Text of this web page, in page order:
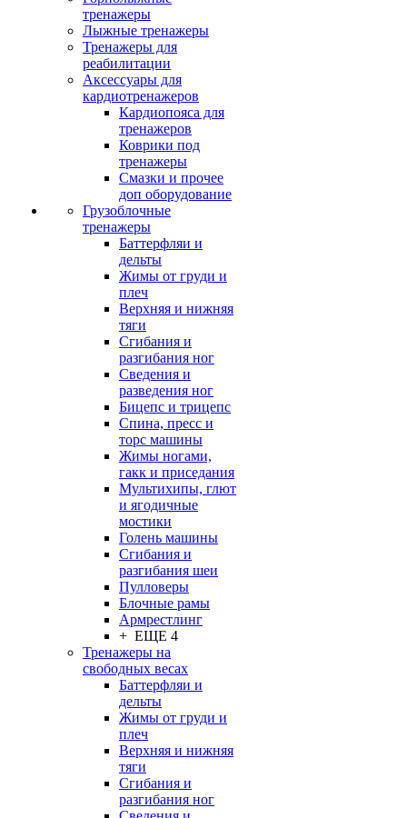
тренажеры
Лыжные тренажеры
Тренажеры для
реабилитации
Аксессуары для
кардиотренажеров
Кардиопояса для
тренажеров
Коврики под
тренажеры
Смазки и прочее
доп оборудование
Грузоблочные
тренажеры
Баттерфляи и
дельты
Жимы от груди и
плеч
Верхняя и нижняя
тяги
Сгибания и
разгибания ног
Сведения и
разведения ног
Бицепс и трицепс
Спина, пресс и
торс машины
Жимы ногами,
гакк и приседания
Мультихипы, глют
и ягодичные
мостики
Голень машины
Сгибания и
разгибания шеи
Пулловеры
Блочные рамы
Армрестлинг
+ ЕЩЕ 4
Тренажеры на
свободных весах
Баттерфляи и
дельты
Жимы от груди и
плеч
Верхняя и нижняя
тяги
Сгибания и
разгибания ног